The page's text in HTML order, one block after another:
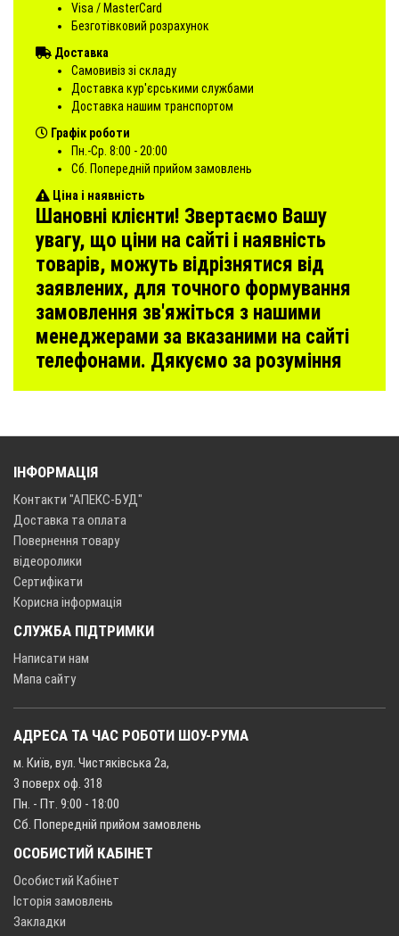
Visa / MasterCard
Безготівковий розрахунок
Доставка
Самовивіз зі складу
Доставка кур'єрськими службами
Доставка нашим транспортом
Графік роботи
Пн.-Ср. 8:00 - 20:00
Сб. Попередній прийом замовлень
Ціна і наявність
Шановні клієнти! Звертаємо Вашу
увагу, що ціни на сайті і наявність
товарів, можуть відрізнятися від
заявлених, для точного формування
замовлення зв'яжіться з нашими
менеджерами за вказаними на сайті
телефонами. Дякуємо за розуміння
ІНФОРМАЦІЯ
Контакти "АПЕКС-БУД"
Доставка та оплата
Повернення товару
відеоролики
Сертифікати
Корисна інформація
СЛУЖБА ПІДТРИМКИ
Написати нам
Мапа сайту
АДРЕСА ТА ЧАС РОБОТИ ШОУ-РУМА
м. Київ, вул. Чистяківська 2а,
3 поверх оф. 318
Пн. - Пт. 9:00 - 18:00
Сб. Попередній прийом замовлень
ОСОБИСТИЙ КАБІНЕТ
Особистий Кабінет
Історія замовлень
Закладки